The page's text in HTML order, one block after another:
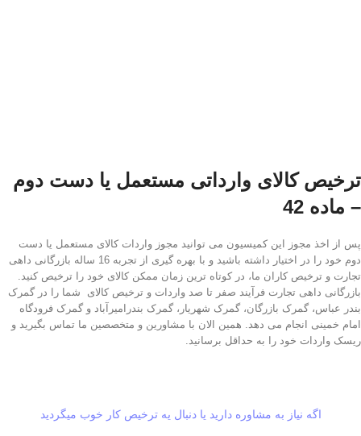
ترخیص کالای وارداتی مستعمل یا دست دوم
– ماده 42
پس از اخذ مجوز این کمیسیون می توانید مجوز واردات کالای مستعمل یا دست
دوم خود را در اختیار داشته باشید و با بهره گیری از تجربه 16 ساله بازرگانی داهی
تجارت و ترخیص کاران ما، در کوتاه ترین زمان ممکن کالای خود را ترخیص کنید.
بازرگانی داهی تجارت فرآیند صفر تا صد واردات و ترخیص کالای شما را در گمرک
بندر عباس، گمرک بازرگان، گمرک شهریار، گمرک بندرامیرآباد و گمرک فرودگاه
امام خمینی انجام می دهد. همین الان با مشاورین و متخصصین ما تماس بگیرید و
ریسک واردات خود را به حداقل برسانید.
اگه نیاز به مشاوره دارید یا دنبال یه ترخیص کار خوب میگردید